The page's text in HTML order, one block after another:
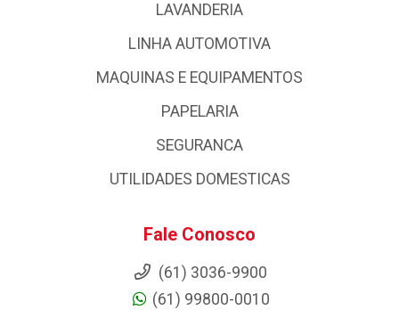
LAVANDERIA
LINHA AUTOMOTIVA
MAQUINAS E EQUIPAMENTOS
PAPELARIA
SEGURANCA
UTILIDADES DOMESTICAS
Fale Conosco
(61) 3036-9900
(61) 99800-0010